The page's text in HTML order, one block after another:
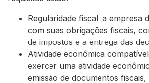
Regularidade fiscal: a empresa
com suas obrigações fiscais,
de impostos e a entrega das
Atividade econômica
exercer uma atividade
emissão de documentos